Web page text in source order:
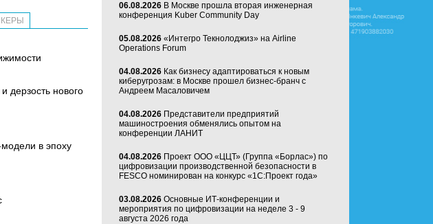
нового
в эпоху
06.08.2026 В Москве прошла вторая инженерная
конференция Kuber Community Day
05.08.2026 «Интегро Текнолоджиз» на Airline
Operations Forum
04.08.2026 Как бизнесу адаптироваться к новым
киберугрозам: в Москве прошел бизнес-бранч с
Андреем Масаловичем
04.08.2026 Представители предприятий
машиностроения обменялись опытом на
конференции ЛАНИТ
04.08.2026 Проект ООО «ЦЦТ» (Группа «Борлас») по
цифровизации производственной безопасности в
FESCO номинирован на конкурс «1С:Проект года»
03.08.2026 Основные ИТ-конференции и
мероприятия по цифровизации на неделе 3 - 9
августа 2026 года